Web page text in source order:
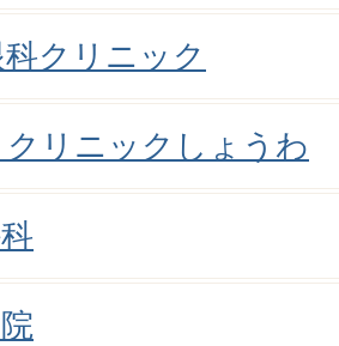
クリニック
リニックしょうわ